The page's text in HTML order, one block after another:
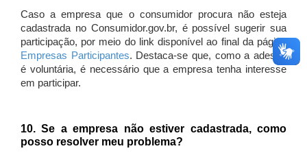
Caso a empresa que o consumidor procura não esteja
cadastrada no Consumidor.gov.br, é possível sugerir sua
participação, por meio do link disponível ao final da página
Empresas Participantes. Destaca-se que, como a adesão
é voluntária, é necessário que a empresa tenha interesse
em participar.
10. Se a empresa não estiver cadastrada, como
posso resolver meu problema?